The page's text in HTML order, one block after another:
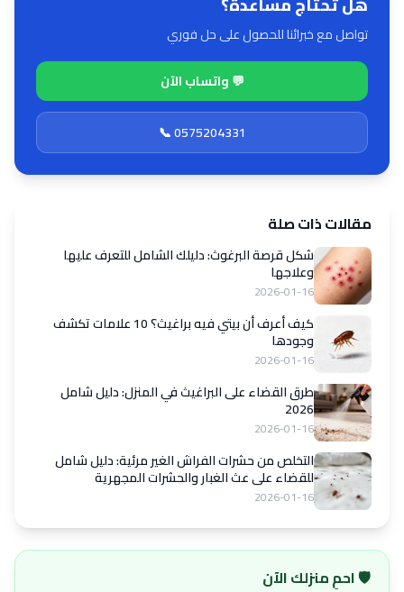
تواصل مع خبرائنا للحصول على حل فوري
💬 واتساب الآن
📞 0575204331
مقالات ذات صلة
شكل قرصة البرغوث: دليلك الشامل للتعرف عليها
وعلاجها
2026-01-16
كيف أعرف أن بيتي فيه براغيث؟ 10 علامات تكشف
وجودها
2026-01-16
طرق القضاء على البراغيث في المنزل: دليل شامل
2026
2026-01-16
التخلص من حشرات الفراش الغير مرئية: دليل شامل
للقضاء على عث الغبار والحشرات المجهرية
2026-01-16
🛡️ احمِ منزلك الآن